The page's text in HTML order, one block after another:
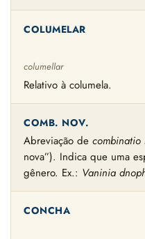
COLUMELAR
columellar
Relativo à columela.
COMB. NOV.
Abreviação de combinatio
nova”). Indica que uma
gênero. Ex.: Vaninia
CONCHA